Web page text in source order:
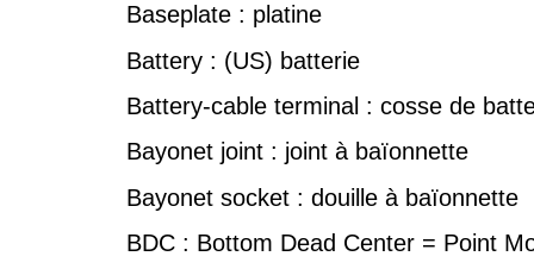
Baseplate : platine
Battery : (US) batterie
Battery-cable terminal : cosse de
Bayonet joint : joint à baïonnette
Bayonet socket : douille à baïonnette
BDC : Bottom Dead Center = Point